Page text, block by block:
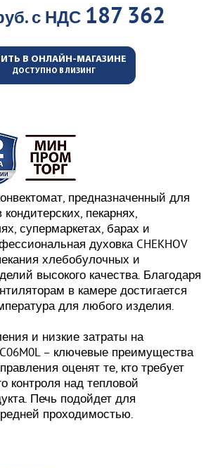
с НДС 187 362
В ОНЛАЙН-МАГАЗИНЕ
ДОСТУПНО В ЛИЗИНГ
предназначенный для
пекарнях,
супермаркетах, барах и
духовка CHEKHOV
хлебобулочных и
высокого качества. Благодаря
в камере достигается
для любого изделия.
и низкие затраты на
– ключевые преимущества
оценят те, кто требует
контроля над тепловой
Печь подойдет для
проходимостью.